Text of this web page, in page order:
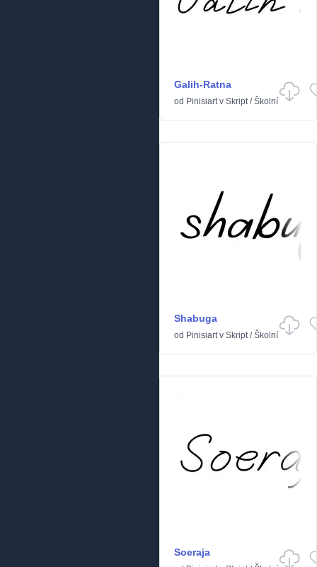
Galih-Ratna
od Pinisiartv Skript/Školní
Shabuga
od Pinisiartv Skript/Školní
Soeraja